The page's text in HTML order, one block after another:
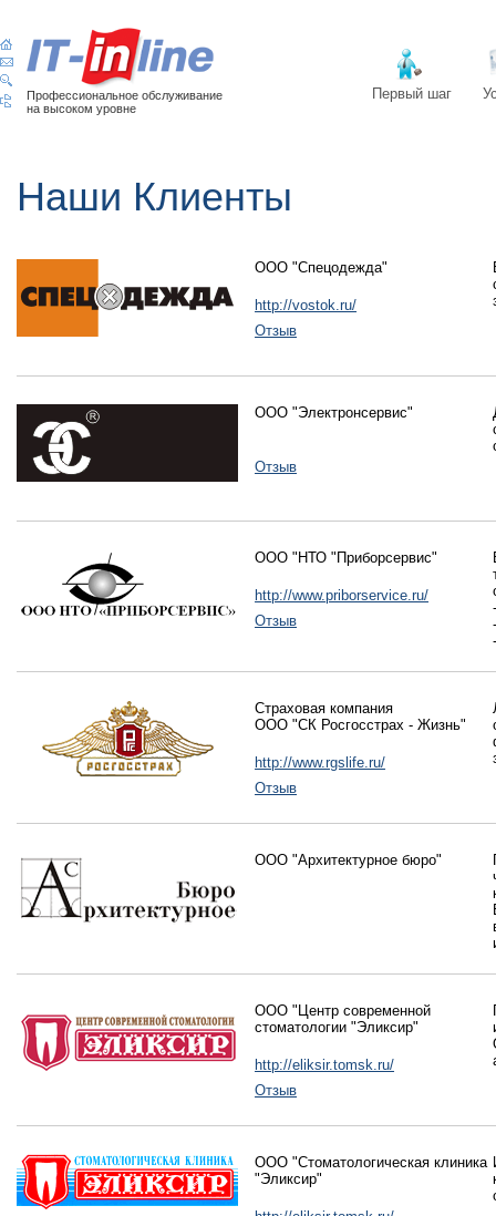
Профессиональное обслуживание
на высоком уровне
Первый шаг
Наши Клиенты
ООО "Спецодежда"
http://vostok.ru/
Отзыв
ООО "Электронсервис"
Отзыв
ООО "НТО "Приборсервис"
http://www.priborservice.ru/
Отзыв
Страховая компания
ООО "СК Росгосстрах - Жизнь"
http://www.rgslife.ru/
Отзыв
ООО "Архитектурное бюро"
ООО "Центр современной
стоматологии "Эликсир"
http://eliksir.tomsk.ru/
Отзыв
ООО "Стоматологическая клиника
"Эликсир"